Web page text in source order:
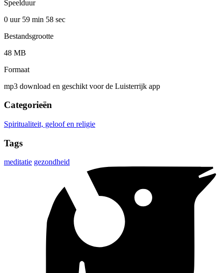
Speelduur
0 uur 59 min 58 sec
Bestandsgrootte
48 MB
Formaat
mp3 download en geschikt voor de Luisterrijk app
Categorieën
Spiritualiteit, geloof en religie
Tags
meditatie gezondheid